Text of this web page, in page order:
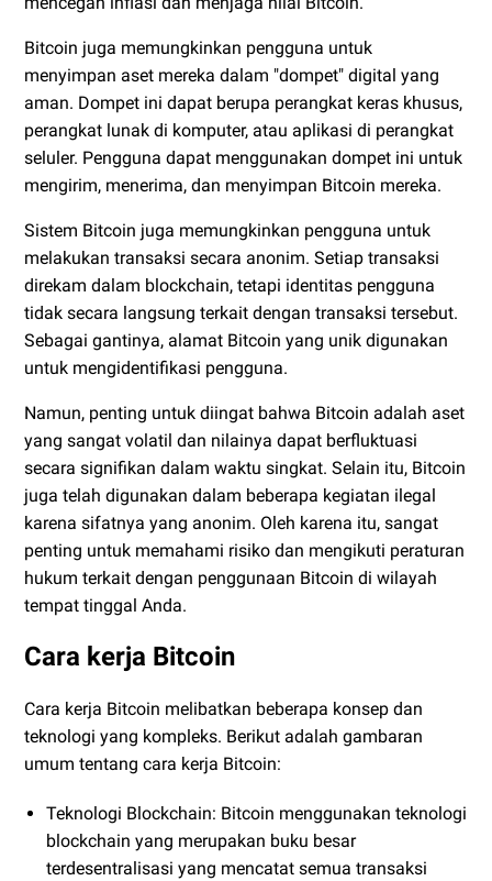
Bitcoin juga memungkinkan pengguna untuk
menyimpan aset mereka dalam "dompet" digital yang
aman. Dompet ini dapat berupa perangkat keras khusus,
perangkat lunak di komputer, atau aplikasi di perangkat
seluler. Pengguna dapat menggunakan dompet ini untuk
mengirim, menerima, dan menyimpan Bitcoin mereka.
Sistem Bitcoin juga memungkinkan pengguna untuk
melakukan transaksi secara anonim. Setiap transaksi
direkam dalam blockchain, tetapi identitas pengguna
tidak secara langsung terkait dengan transaksi tersebut.
Sebagai gantinya, alamat Bitcoin yang unik digunakan
untuk mengidentifikasi pengguna.
Namun, penting untuk diingat bahwa Bitcoin adalah aset
yang sangat volatil dan nilainya dapat berfluktuasi
secara signifikan dalam waktu singkat. Selain itu, Bitcoin
juga telah digunakan dalam beberapa kegiatan ilegal
karena sifatnya yang anonim. Oleh karena itu, sangat
penting untuk memahami risiko dan mengikuti peraturan
hukum terkait dengan penggunaan Bitcoin di wilayah
tempat tinggal Anda.
Cara kerja Bitcoin
Cara kerja Bitcoin melibatkan beberapa konsep dan
teknologi yang kompleks. Berikut adalah gambaran
umum tentang cara kerja Bitcoin:
Teknologi Blockchain: Bitcoin menggunakan teknologi
blockchain yang merupakan buku besar
terdesentralisasi yang mencatat semua transaksi